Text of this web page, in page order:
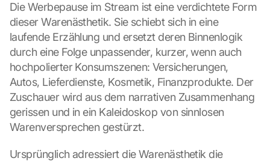
Die Werbepause im Stream ist eine verdichtete Form
dieser Warenästhetik. Sie schiebt sich in eine
laufende Erzählung und ersetzt deren Binnenlogik
durch eine Folge unpassender, kurzer, wenn auch
hochpolierter Konsumszenen: Versicherungen,
Autos, Lieferdienste, Kosmetik, Finanzprodukte. Der
Zuschauer wird aus dem narrativen Zusammenhang
gerissen und in ein Kaleidoskop von sinnlosen
Warenversprechen gestürzt.
Ursprünglich adressiert die Warenästhetik die